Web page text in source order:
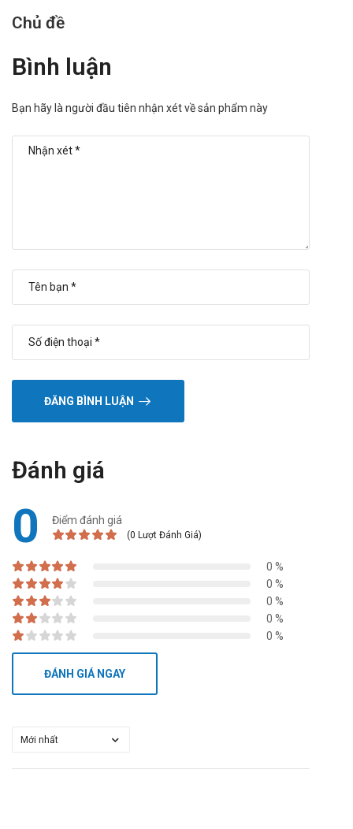
Chủ đề
Bình luận
Bạn hãy là người đầu tiên nhận xét về sản phẩm này
ĐĂNG BÌNH LUẬN
Đánh giá
0 Điểm đánh giá
(0 Lượt Đánh Giá)
0 %
0 %
0 %
0 %
0 %
ĐÁNH GIÁ NGAY